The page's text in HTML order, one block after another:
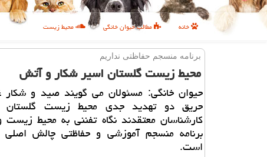
خانه مطالب حیوان خانگی محیط زیست
برنامه منسجم حفاظتی نداریم
محیط زیست گلستان اسیر شكار و آتش
حیوان خانگی: مسئولان می گویند صید و شكار
حریق دو تهدید جدی محیط زیست گلستان
كارشناسان معتقدند نگاه تفننی به محیط
برنامه منسجم آموزشی و حفاظتی چالش اصلی
است.